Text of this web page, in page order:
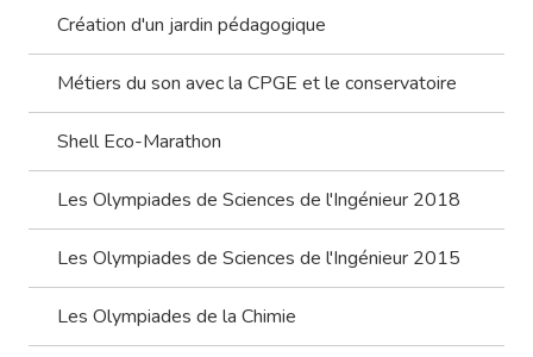
Création d'un jardin pédagogique
Métiers du son avec la CPGE et le conservatoire
Shell Eco-Marathon
Les Olympiades de Sciences de l'Ingénieur 2018
Les Olympiades de Sciences de l'Ingénieur 2015
Les Olympiades de la Chimie